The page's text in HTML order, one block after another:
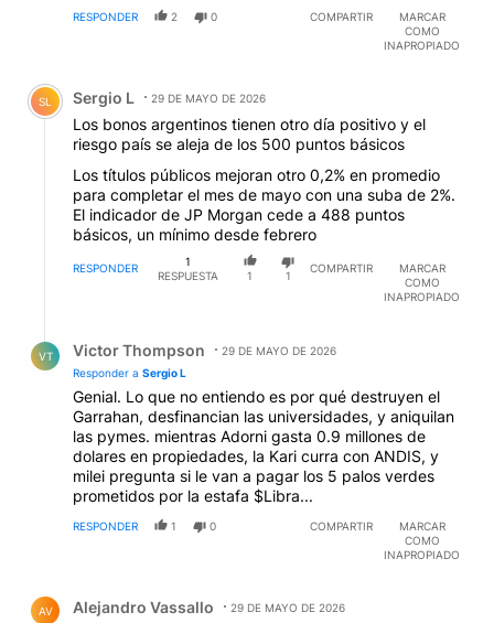
RESPONDER 2 0 COMPARTIR
MARCAR
COMO
INAPROPIADO
Comentario de Sergio L.
SL Sergio L 29 DE MAYO DE 2026
Los bonos argentinos tienen otro día positivo y el
riesgo país se aleja de los 500 puntos básicos
Los títulos públicos mejoran otro 0,2% en promedio
para completar el mes de mayo con una suba de 2%.
El indicador de JP Morgan cede a 488 puntos
básicos, un mínimo desde febrero
RESPONDER
1
RESPUESTA
1 1
COMPARTIR
MARCAR
COMO
INAPROPIADO
VT Victor Thompson
29 DE MAYO DE 2026
Responder a Sergio L
Genial. Lo que no entiendo es por qué destruyen el
Garrahan, desfinancian las universidades, y aniquilan
las pymes. mientras Adorni gasta 0.9 millones de
dolares en propiedades, la Kari curra con ANDIS, y
milei pregunta si le van a pagar los 5 palos verdes
prometidos por la estafa $Libra...
RESPONDER 1 0 COMPARTIR
MARCAR
COMO
INAPROPIADO
AV Alejandro Vassallo 29 DE MAYO DE 2026